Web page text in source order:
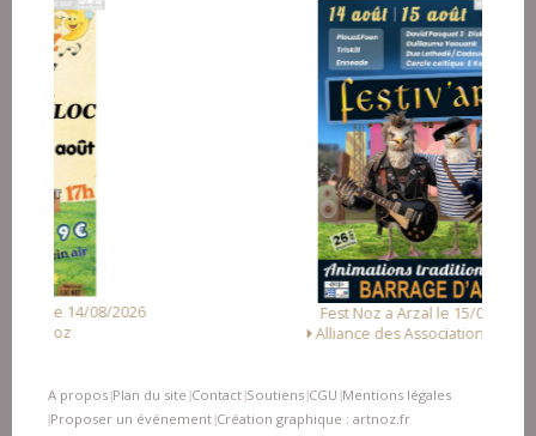
Fest Noz a Arzal le 15/08/2026
Alliance des Associations d'Arzal
A propos Plan du site Contact Soutiens CGU Mentions légales
Proposer un événement Création graphique : artnoz.fr